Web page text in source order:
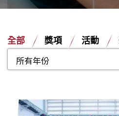
全部 獎項 活動